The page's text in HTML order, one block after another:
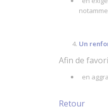
Un
Afin de
en
Retour